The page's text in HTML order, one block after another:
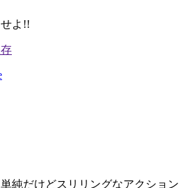
よ!!
純だけどスリリングなアクション